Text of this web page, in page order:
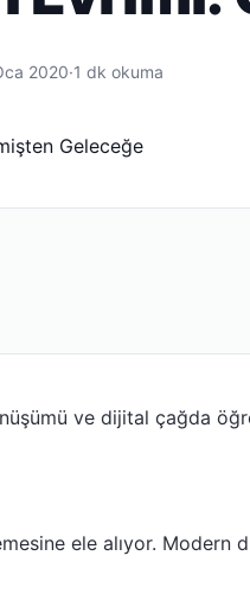
2020·1 dk okuma
ve dijital çağda
ele alıyor. Modern